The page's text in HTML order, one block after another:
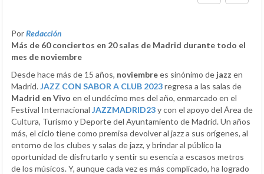
PorRedacción
Más de 60 conciertos en 20 salas de Madrid durante todo el
mes de noviembre
Desde hace más de 15 años, noviembrees sinónimo de jazz en
Madrid.JAZZ CON SABOR A CLUB 2023regresa a las salas de
Madrid en Vivo en el undécimo mes del año, enmarcado en el
Festival Internacional JAZZMADRID23y con el apoyo del Área de
Cultura, Turismo y Deporte del Ayuntamiento de Madrid. Un años
más, el ciclo tiene como premisa devolver al jazz a sus orígenes, al
entorno de los clubes y salas de jazz, y brindar al público la
oportunidad de disfrutarlo y sentir su esencia a escasos metros
de los músicos. Y, aunque cada vez es más complicado, ha logrado